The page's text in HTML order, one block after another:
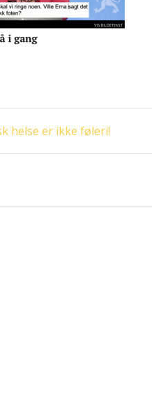
helse er ikke føleri!